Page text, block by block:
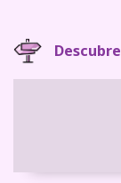
Descubre